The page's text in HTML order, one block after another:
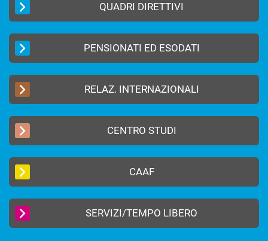
QUADRI DIRETTIVI
PENSIONATI ED ESODATI
RELAZ. INTERNAZIONALI
CENTRO STUDI
CAAF
SERVIZI/TEMPO LIBERO